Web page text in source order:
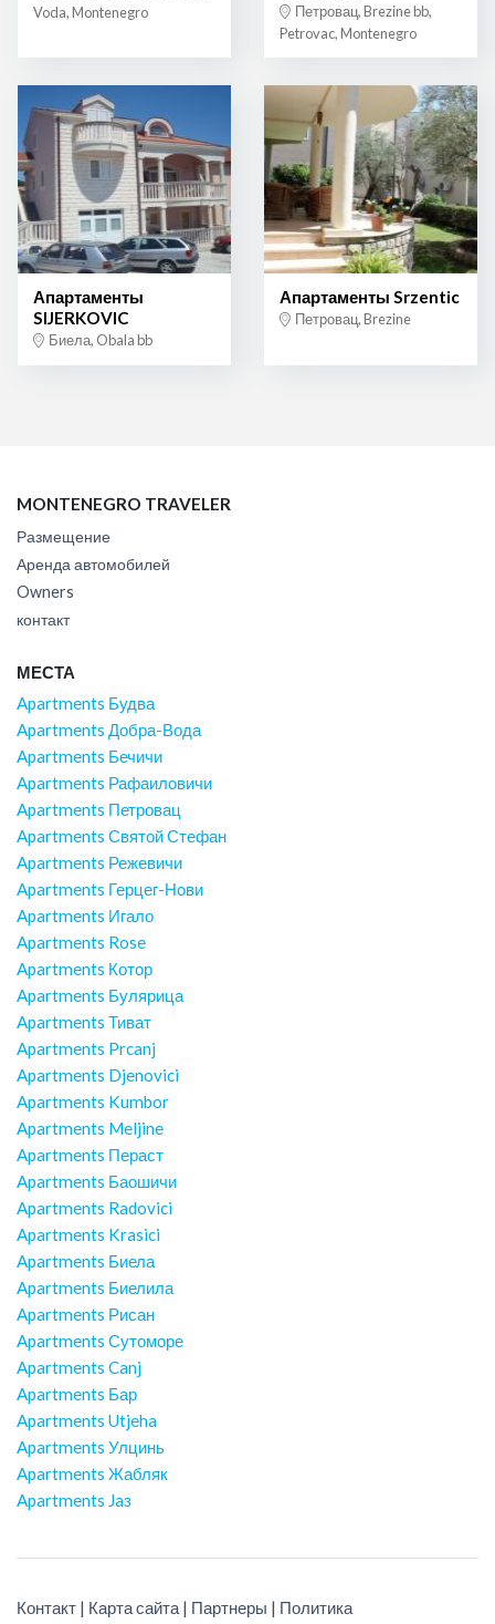
Voda, Montenegro
Петровац, Brezine bb,
Petrovac, Montenegro
Апартаменты
SIJERKOVIC
Биела, Obala bb
Апартаменты Srzentic
Петровац, Brezine
MONTENEGRO TRAVELER
Размещение
Аренда автомобилей
Owners
контакт
МЕСТА
Apartments Будва
Apartments Добра-Вода
Apartments Бечичи
Apartments Рафаиловичи
Apartments Петровац
Apartments Святой Стефан
Apartments Режевичи
Apartments Герцег-Нови
Apartments Игало
Apartments Rose
Apartments Котор
Apartments Булярица
Apartments Тиват
Apartments Prcanj
Apartments Djenovici
Apartments Kumbor
Apartments Meljine
Apartments Пераст
Apartments Баошичи
Apartments Radovici
Apartments Krasici
Apartments Биела
Apartments Биелила
Apartments Рисан
Apartments Сутоморе
Apartments Canj
Apartments Бар
Apartments Utjeha
Apartments Улцинь
Apartments Жабляк
Apartments Jaз
Контакт | Карта сайта | Партнеры | Политика